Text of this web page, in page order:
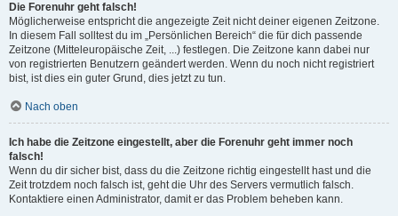
Die Forenuhr geht falsch!
Möglicherweise entspricht die angezeigte Zeit nicht deiner eigenen Zeitzone.
In diesem Fall solltest du im „Persönlichen Bereich“ die für dich passende
Zeitzone (Mitteleuropäische Zeit, ...) festlegen. Die Zeitzone kann dabei nur
von registrierten Benutzern geändert werden. Wenn du noch nicht registriert
bist, ist dies ein guter Grund, dies jetzt zu tun.
Nach oben
Ich habe die Zeitzone eingestellt, aber die Forenuhr geht immer noch
falsch!
Wenn du dir sicher bist, dass du die Zeitzone richtig eingestellt hast und die
Zeit trotzdem noch falsch ist, geht die Uhr des Servers vermutlich falsch.
Kontaktiere einen Administrator, damit er das Problem beheben kann.